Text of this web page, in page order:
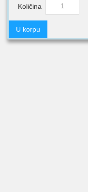
Količina
U korpu